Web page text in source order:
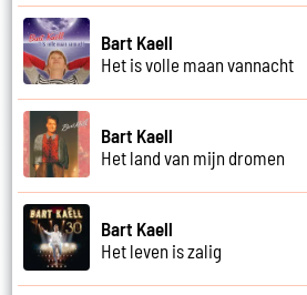
Bart Kaell
Het is volle maan vannacht
Bart Kaell
Het land van mijn dromen
Bart Kaell
Het leven is zalig